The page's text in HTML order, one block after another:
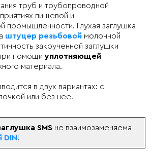
труб и трубопроводной
пищевой и
промышленности. Глухая заглушка
штуцер резьбовой молочной
закрученной заглушки
помощи уплотняющей
материала.
в двух вариантах: с
или без нее.
SMS не взаимозаменяема
DIN!